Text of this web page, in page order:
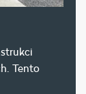
Tento